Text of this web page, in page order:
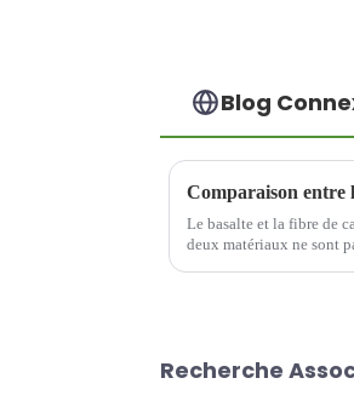
Blog
Comparaison entre
Le basalte et la fibre de
deux matériaux ne sont
Recherche